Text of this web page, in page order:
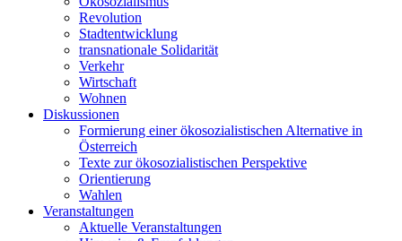
Revolution
Stadtentwicklung
transnationale Solidarität
Verkehr
Wirtschaft
Wohnen
Diskussionen
Formierung einer ökosozialistischen Alternative in
Österreich
Texte zur ökosozialistischen Perspektive
Orientierung
Wahlen
Veranstaltungen
Aktuelle Veranstaltungen